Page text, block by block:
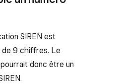
SIREN est
de 9 chiffres. Le
donc être un